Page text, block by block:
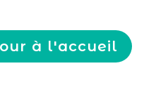
à l'accueil